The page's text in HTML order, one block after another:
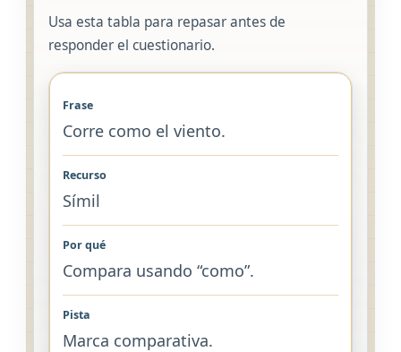
Usa esta tabla para repasar antes de
responder el cuestionario.
Corre como el viento.
Símil
Compara usando “como”.
Marca comparativa.